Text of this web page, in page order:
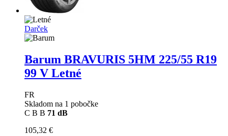
Darček
Barum BRAVURIS 5HM 225/55 R19
99 V Letné
FR
Skladom na 1 pobočke
C B B 71 dB
105,32 €